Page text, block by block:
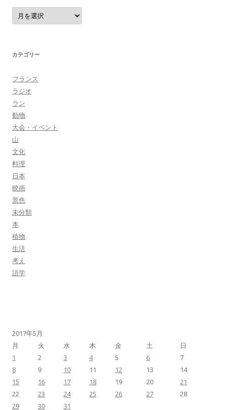
ア
ー
カ
カテゴリー
フランス
ラジオ
ラン
動物
大会・イベント
山
文化
料理
日本
映画
景色
未分類
本
植物
生活
考え
語学
2017年5月
月
火 水 木 金 土
日
1
2 3 4 5 6
7
8
9 10 11 12 13
14
15
16 17 18 19 20
21
22
23 24 25 26 27
28
29
30 31